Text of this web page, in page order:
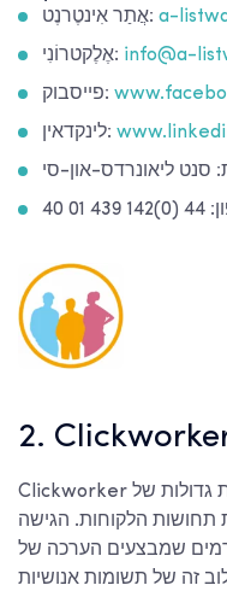
אֲתַר אִינטֶרנֶט: a-
אֶלֶקטרוֹנִי: info@a-
פייסבוק:
לינקדאין:
2.
Clickworker היא חברה גרמנית שעובדת עם כמויות גדולות של
תחושות הלקוחות. הגישה
שמבצעים הערכה של
זה של תשומות אנושיות